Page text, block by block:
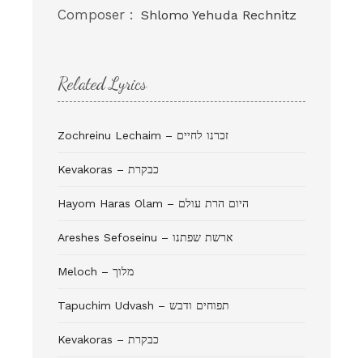
Composer : Shlomo Yehuda Rechnitz
Related Lyrics
Zochreinu Lechaim – זכרנו לחיים
Kevakoras – כבקרת
Hayom Haras Olam – היום הרת עולם
Areshes Sefoseinu – ארשת שפתנו
Meloch – מלוך
Tapuchim Udvash – תפוחים ודבש
Kevakoras – כבקרת